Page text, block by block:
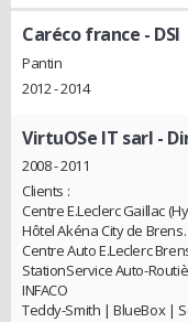
Caréco france - DSI
Pantin
2012 - 2014
VirtuOSe IT sarl -
2008 - 2011
Clients :
Centre E.Leclerc Gaillac
Hôtel Akéna City de Brens.
Centre Auto E.Leclerc
StationService Auto-
INFACO
Teddy-Smith | BlueBox |